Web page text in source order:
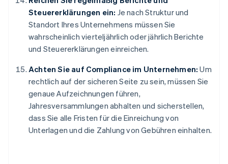
Steuererklärungen ein: Je nach Struktur und
Standort Ihres Unternehmens müssen Sie
wahrscheinlich vierteljährlich oder jährlich Berichte
und Steuererklärungen einreichen.
Achten Sie auf Compliance im Unternehmen: Um
rechtlich auf der sicheren Seite zu sein, müssen Sie
genaue Aufzeichnungen führen,
Jahresversammlungen abhalten und sicherstellen,
dass Sie alle Fristen für die Einreichung von
Unterlagen und die Zahlung von Gebühren einhalten.